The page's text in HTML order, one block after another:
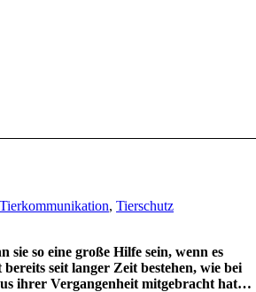
Tierkommunikation, Tierschutz
so eine große Hilfe sein, wenn es
seit langer Zeit bestehen, wie bei
ihrer Vergangenheit mitgebracht hat…